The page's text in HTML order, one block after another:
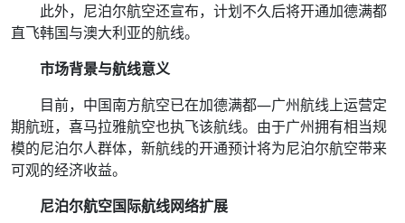
此外，尼泊尔航空还宣布，计划不久后将开通加德满都
直飞韩国与澳大利亚的航线。
市场背景与航线意义
目前，中国南方航空已在加德满都—广州航线上运营定
期航班，喜马拉雅航空也执飞该航线。由于广州拥有相当规
模的尼泊尔人群体，新航线的开通预计将为尼泊尔航空带来
可观的经济收益。
尼泊尔航空国际航线网络扩展